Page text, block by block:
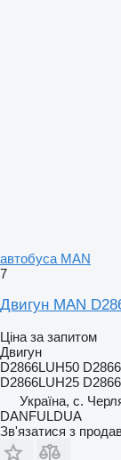
автобуса MAN
7
Двигун MAN
Ціна за запитом
Двигун
D2866LUH50
D2866LUH25
Україна, с.
DANFULDUA
Зв'язатися з